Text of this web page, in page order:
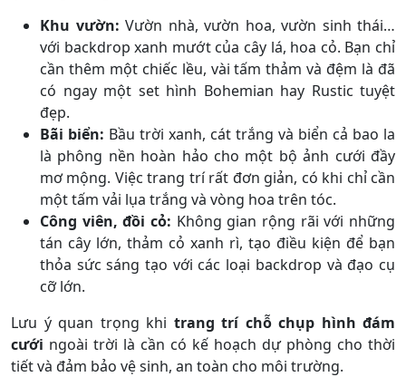
Khu vườn: Vườn nhà, vườn hoa, vườn sinh thái…
với backdrop xanh mướt của cây lá, hoa cỏ. Bạn chỉ
cần thêm một chiếc lều, vài tấm thảm và đệm là đã
có ngay một set hình Bohemian hay Rustic tuyệt
đẹp.
Bãi biển: Bầu trời xanh, cát trắng và biển cả bao la
là phông nền hoàn hảo cho một bộ ảnh cưới đầy
mơ mộng. Việc trang trí rất đơn giản, có khi chỉ cần
một tấm vải lụa trắng và vòng hoa trên tóc.
Công viên, đồi cỏ: Không gian rộng rãi với những
tán cây lớn, thảm cỏ xanh rì, tạo điều kiện để bạn
thỏa sức sáng tạo với các loại backdrop và đạo cụ
cỡ lớn.
Lưu ý quan trọng khi trang trí chỗ chụp hình đám
cưới ngoài trời là cần có kế hoạch dự phòng cho thời
tiết và đảm bảo vệ sinh, an toàn cho môi trường.